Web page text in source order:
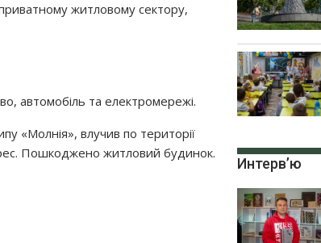
житловому сектору,
автомобіль та електромережі.
«Молнія», влучив по території
Пошкоджено житловий будинок.
Интерв’ю